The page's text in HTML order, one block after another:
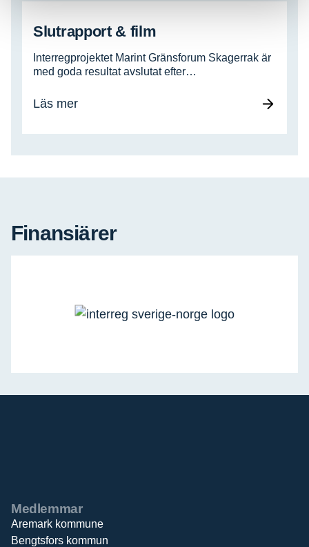
Slutrapport & film
Interregprojektet Marint Gränsforum Skagerrak är
med goda resultat avslutat efter…
Läs mer
Finansiärer
Medlemmar
Aremark kommune
Bengtsfors kommun